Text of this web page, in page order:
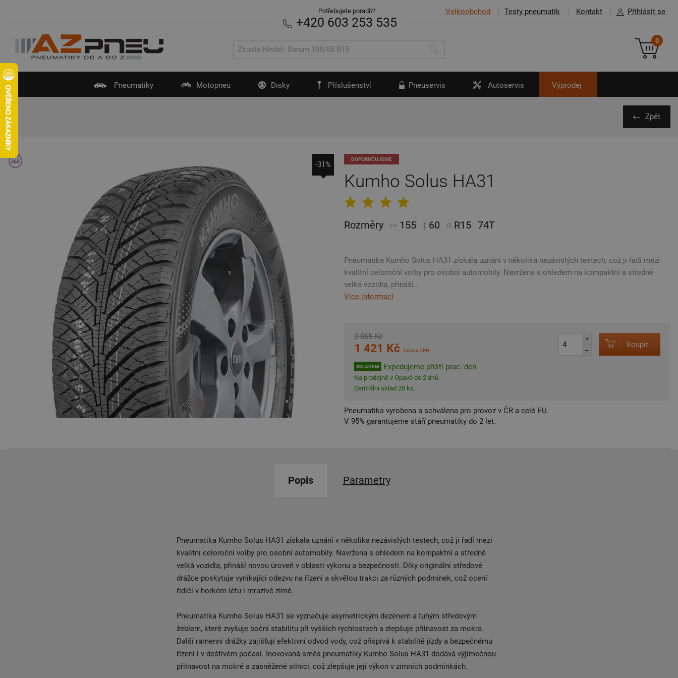
Velkoobchod Testy pneumatik Kontakt Přihlásit se
Potřebujete poradit?
+420 603 253 535
0
Pneumatiky Motopneu Disky Příslušenství Pneuservis Autoservis Výprodej
Zpět
DOPORUČUJEME
Kumho Solus HA31
Rozměry 155 60 R15 74T
Pneumatika Kumho Solus HA31 získala uznání v několika nezávislých teste​ch, což ji řadí mezi
kvalitní celoroční volby pro osobní automobily. Navržena s ohledem na kompaktní a středně
velká vozidla, přináší...
Více informací
2 065 Kč
1 421 Kč Cena s DPH
SKLADEM Expedujeme příští prac. den
Na prodejně v Opavě do 2 dnů.
Centrální sklad 20 ks.
+
–
Koupit
Pneumatika vyrobena a schválena pro provoz v ČR a celé EU.
V 95% garantujeme stáří pneumatiky do 2 let.
-31%
Popis Parametry
Pneumatika Kumho Solus HA31 získala uznání v několika nezávislých teste​ch, což ji řadí mezi
kvalitní celoroční volby pro osobní automobily. Navržena s ohledem na kompaktní a středně
velká vozidla, přináší novou úroveň v oblasti výkonu a bezpečnosti. Díky originální středové
drážce poskytuje vynikající odezvu na řízení a skvělou trakci za různých podmínek, což ocení
řidiči v horkém létu i mrazivé zimě.
Pneumatika Kumho Solus HA31 se vyznačuje asymetrickým dezénem a tuhým středovým
žeblem, které zvyšuje boční stabilitu při vyšších rychlostech a zlepšuje přilnavost za mokra.
Další ramenní drážky zajišťují efektivní odvod vody, což přispívá k stabilitě jízdy a bezpečnému
řízení i v deštivém počasí. Inovovaná směs pneumatiky Kumho Solus HA31 dodává výjimečnou
přilnavost na mokré a zasněžené silnici, což zlepšuje její výkon v zimních podmínkách.